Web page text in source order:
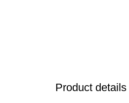
Product details